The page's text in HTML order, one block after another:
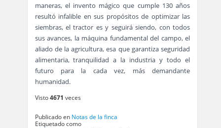
maneras, el invento mágico que cumple 130 años
resultó infalible en sus propósitos de optimizar las
siembras, el tractor es y seguirá siendo, con todos
sus avances, la máquina fundamental del campo, el
aliado de la agricultura, esa que garantiza seguridad
alimentaria, tranquilidad a la industria y todo el
futuro para la cada vez, más demandante
humanidad.
Visto4671 veces
Publicado en Notas de la finca
Etiquetado como